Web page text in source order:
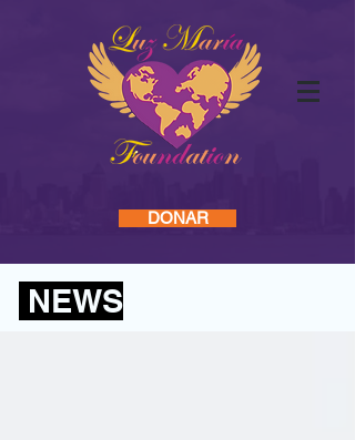
Log In
INICIO
DONAR
NEWS